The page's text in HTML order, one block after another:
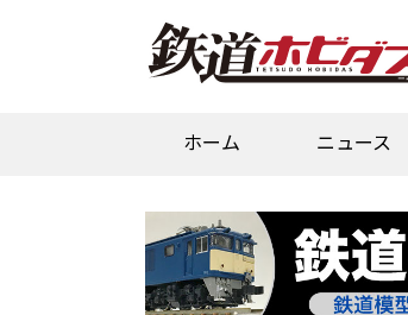
ホーム ニュース